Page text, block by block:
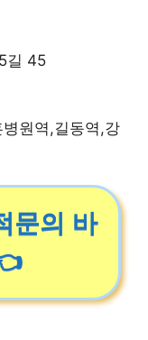
길 45
원역,길동역,강
문의 바